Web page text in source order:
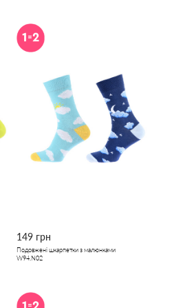
149 грн
Подовжені шкарпетки з малюнками
W94.N02